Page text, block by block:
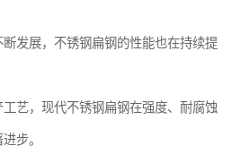
发展，不锈钢扁钢的性能也在持续提
艺，现代不锈钢扁钢在强度、耐腐蚀
步。